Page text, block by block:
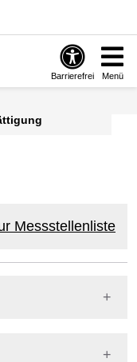
Barrierefrei Menü
Messstellenliste